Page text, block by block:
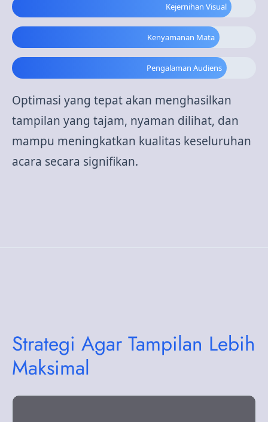
Kejernihan Visual
Kenyamanan Mata
Pengalaman Audiens
Optimasi yang tepat akan menghasilkan
tampilan yang tajam, nyaman dilihat, dan
mampu meningkatkan kualitas keseluruhan
acara secara signifikan.
Strategi Agar Tampilan Lebih
Maksimal